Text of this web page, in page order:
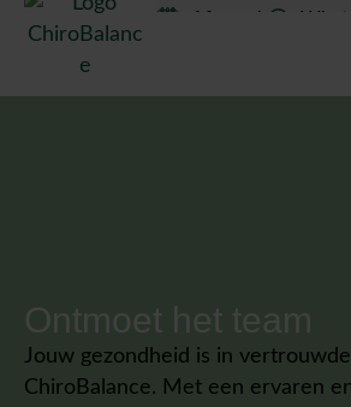
Afspraak
Ontmoet het team
Jouw gezondheid is in
ChiroBalance. Met een ervaren